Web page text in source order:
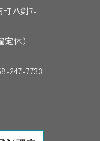
町八剣7-
休）
247-7733